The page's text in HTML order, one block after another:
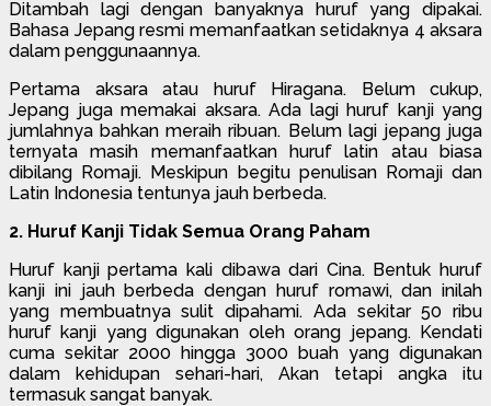
Ditambah lagi dengan banyaknya huruf yang dipakai.
Bahasa Jepang resmi memanfaatkan setidaknya 4 aksara
dalam penggunaannya.
Pertama aksara atau huruf Hiragana. Belum cukup,
Jepang juga memakai aksara. Ada lagi huruf kanji yang
jumlahnya bahkan meraih ribuan. Belum lagi jepang juga
ternyata masih memanfaatkan huruf latin atau biasa
dibilang Romaji. Meskipun begitu penulisan Romaji dan
Latin Indonesia tentunya jauh berbeda.
2. Huruf Kanji Tidak Semua Orang Paham
Huruf kanji pertama kali dibawa dari Cina. Bentuk huruf
kanji ini jauh berbeda dengan huruf romawi, dan inilah
yang membuatnya sulit dipahami. Ada sekitar 50 ribu
huruf kanji yang digunakan oleh orang jepang. Kendati
cuma sekitar 2000 hingga 3000 buah yang digunakan
dalam kehidupan sehari-hari, Akan tetapi angka itu
termasuk sangat banyak.